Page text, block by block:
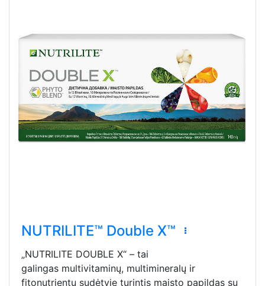
NUTRILITE™ Double X™
„NUTRILITE DOUBLE X“ – tai
galingas multivitaminų, multimineralų ir
fitonutrientų sudėtyje turintis maisto papildas su